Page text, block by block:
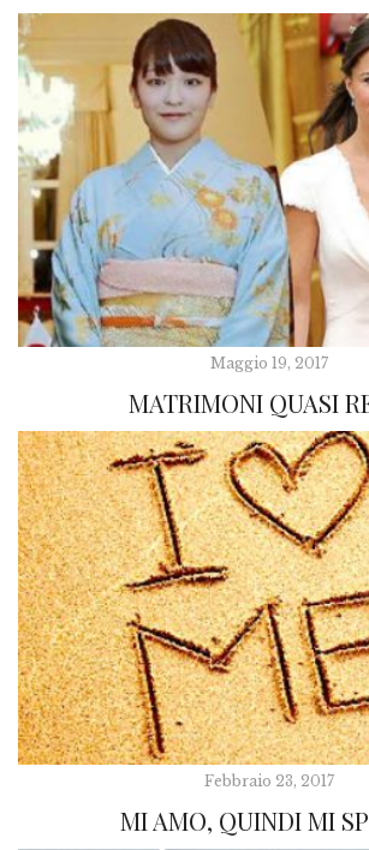
Maggio 19, 2017
MATRIMONI QUASI
Febbraio 23, 2017
MI AMO, QUINDI MI